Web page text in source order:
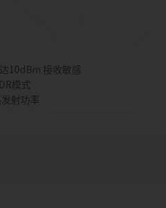
10dBm 接收敏感
模式
射功率